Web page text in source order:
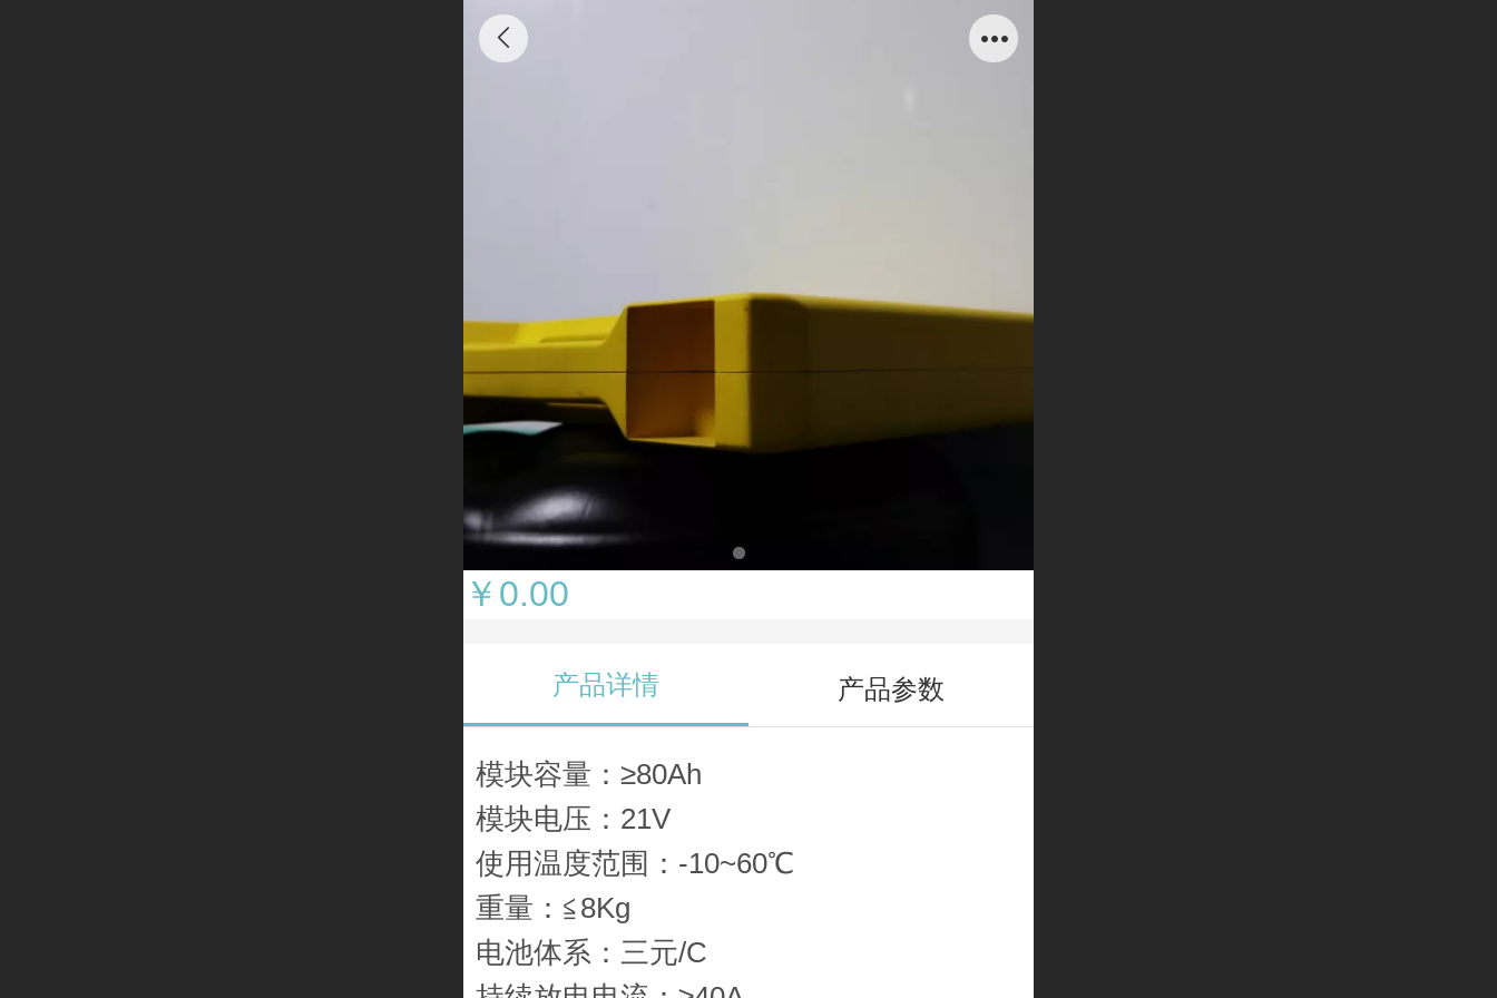
便携式电源模块高能型
￥0.00
产品详情 产品参数
模块容量：≥80Ah
模块电压：21V
使用温度范围：-10~60℃
重量：≦8Kg
电池体系：三元/C